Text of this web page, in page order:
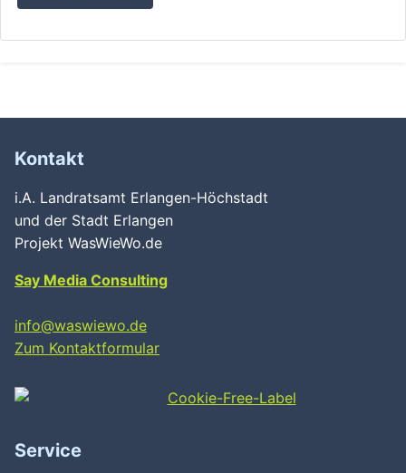
Kontakt
i.A. Landratsamt Erlangen-Höchstadt
und der Stadt Erlangen
Projekt WasWieWo.de
Say Media Consulting
info@waswiewo.de
Zum Kontaktformular
Service